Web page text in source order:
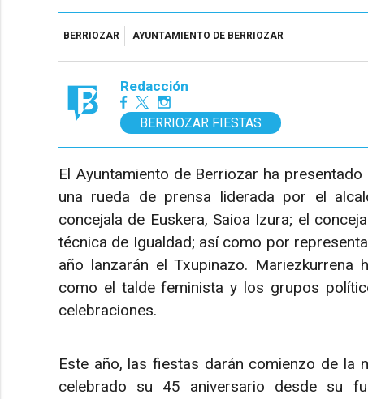
BERRIOZAR AYUNTAMIENTO DE BERRIOZAR
Redacción
BERRIOZAR FIESTAS
El Ayuntamiento de Berriozar ha
una rueda de prensa liderada por el
concejala de Euskera, Saioa Izura; el
técnica de Igualdad; así como por
año lanzarán el Txupinazo.
como el talde feminista y los grupos
celebraciones.
Este año, las fiestas darán comienzo de la
celebrado su 45 aniversario desde su